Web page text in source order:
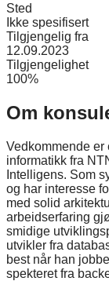
Sted
Ikke spesifisert
Tilgjengelig fra
12.09.2023
Tilgjengelighet
100%
Om
Vedkommende er
informatikk fra
Intelligens. Som
og har interesse
med solid
arbeidserfaring
smidige
utvikler fra
best når han
spekteret fra